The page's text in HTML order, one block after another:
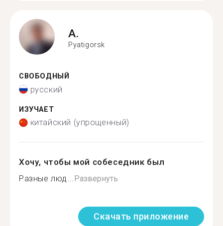
A.
Pyatigorsk
СВОБОДНЫЙ
русский
ИЗУЧАЕТ
китайский (упрощенный)
Хочу, чтобы мой собеседник был
Разные люд...Развернуть
Скачать приложение